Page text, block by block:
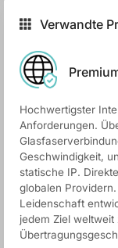
Verwandte
Hochwertigster
Anforderungen.
Geschwindigkeit,
statische IP.
globalen
Leidenschaft
jedem Ziel